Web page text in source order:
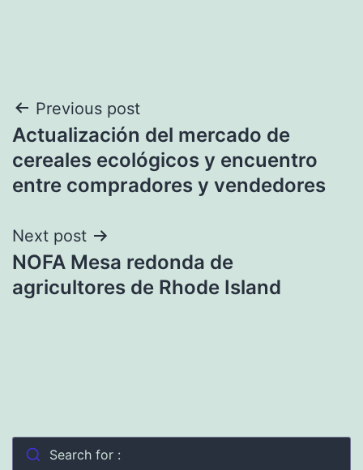
Post
navigation
Previous post
Actualización del mercado de
cereales ecológicos y encuentro
entre compradores y vendedores
Next post
NOFA Mesa redonda de
agricultores de Rhode Island
Search for :